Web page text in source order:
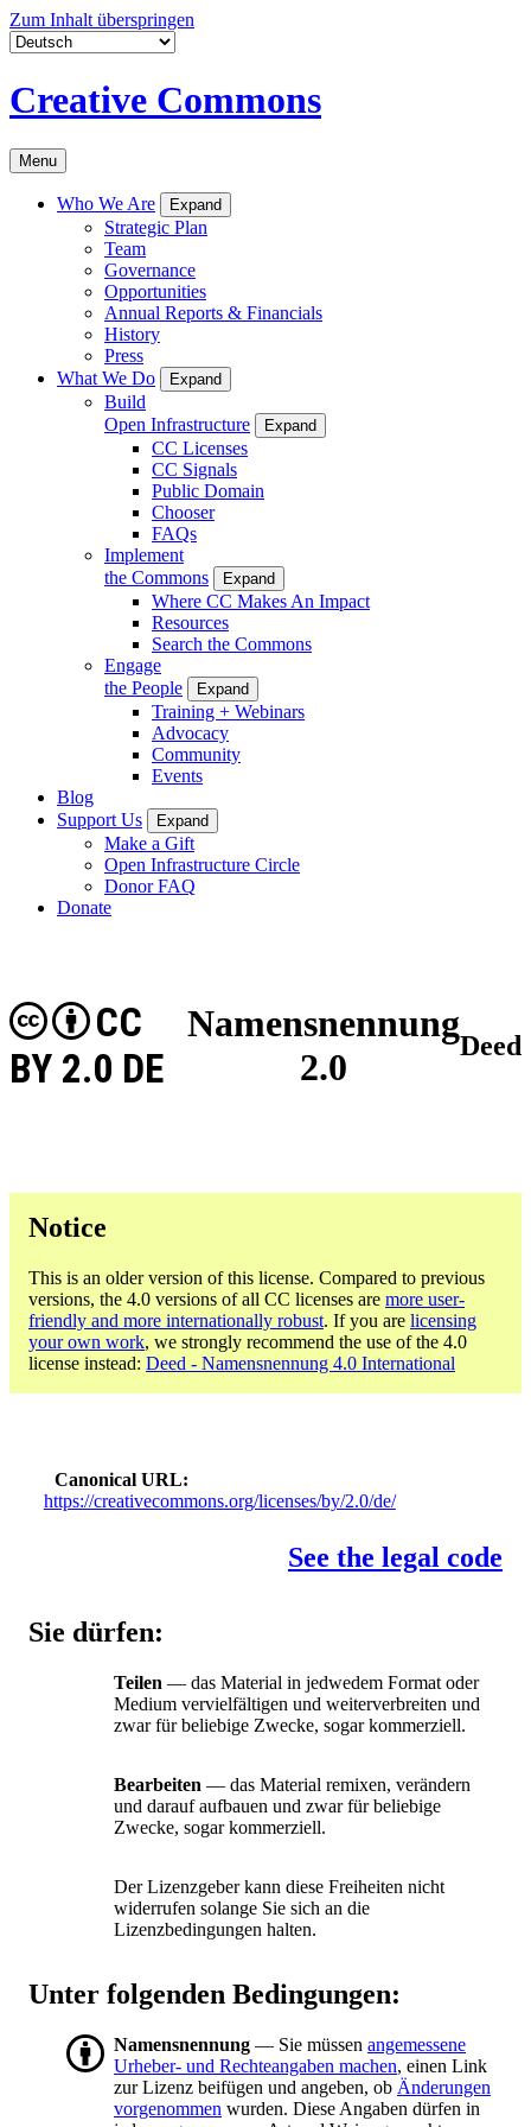
Zum Inhalt überspringen
Creative Commons
Menu
Who We Are Expand
Strategic Plan
Team
Governance
Opportunities
Annual Reports & Financials
History
Press
What We Do
Expand
Build
Open Infrastructure
Expand
CC Licenses
CC Signals
Public Domain
Chooser
FAQs
Implement
the Commons
Expand
Where CC Makes An Impact
Resources
Search the Commons
Engage
the People
Expand
Training + Webinars
Advocacy
Community
Events
Blog
Support Us
Expand
Make a Gift
Open Infrastructure Circle
Donor FAQ
Donate
Namensnennung
2.0
CC
BY 2.0 DE
Deed
Notice
This is an older version of this license. Compared to previous
versions, the 4.0 versions of all CC licenses are more user-
friendly and more internationally robust. If you are licensing
your own work, we strongly recommend the use of the 4.0
license instead: Deed - Namensnennung 4.0 International
Canonical URL
https://creativecommons.org/licenses/by/2.0/de/
See the legal code
Sie dürfen:
Teilen — das Material in jedwedem Format oder
Medium vervielfältigen und weiterverbreiten und
zwar für beliebige Zwecke, sogar kommerziell.
Bearbeiten — das Material remixen, verändern
und darauf aufbauen und zwar für beliebige
Zwecke, sogar kommerziell.
Der Lizenzgeber kann diese Freiheiten nicht
widerrufen solange Sie sich an die
Lizenzbedingungen halten.
Unter folgenden Bedingungen:
Namensnennung — Sie müssen angemessene
Urheber- und Rechteangaben machen, einen Link
zur Lizenz beifügen und angeben, ob Änderungen
vorgenommen wurden. Diese Angaben dürfen in